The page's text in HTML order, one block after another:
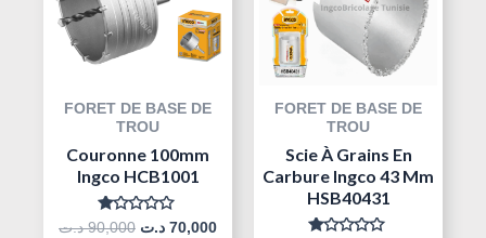
FORET DE BASE DE
TROU
Couronne 100mm
Ingco HCB1001
Note
90,000 د.ت 70,000 د.ت
FORET DE BASE DE
TROU
Scie À Grains En
Carbure Ingco 43 Mm
HSB40431